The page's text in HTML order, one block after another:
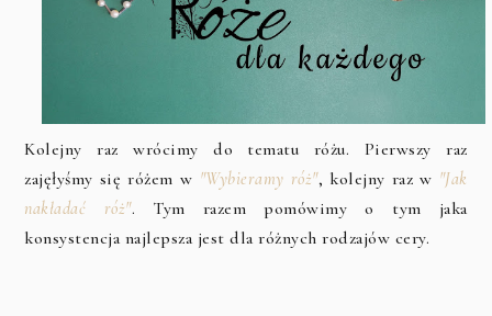
Kolejny raz wrócimy do tematu różu. Pierwszy raz
zajęłyśmy się różem w "Wybieramy róż", kolejny raz w "Jak
nakładać róż". Tym razem pomówimy o tym jaka
konsystencja najlepsza jest dla różnych rodzajów cery.